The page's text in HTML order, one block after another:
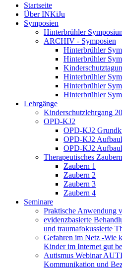
Startseite
Über INKiJu
Symposien
Hinterbrühler
ARCHIV - Symposien
Hinterbrühler
Hinterbrühler
Hinterbrühler
Hinterbrühler
Hinterbrühler
Lehrgänge
Kinderschutzlehrgang
OPD-KJ2
OPD-KJ2
OPD-KJ2
OPD-KJ2
Therapeutisches
Zaubern 1
Zaubern 2
Zaubern 3
Zaubern 4
Seminare
Praktische Anwendung
evidenzbasierte
und traumafokussierte
Gefahren im Netz -Wie
Kinder im Internet gut
Autismus Webinar
Kommunikation und